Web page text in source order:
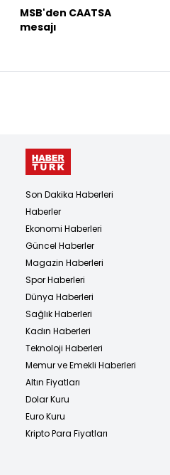
MSB'den CAATSA
mesajı
Son Dakika Haberleri
Haberler
Ekonomi Haberleri
Güncel Haberler
Magazin Haberleri
Spor Haberleri
Dünya Haberleri
Sağlık Haberleri
Kadın Haberleri
Teknoloji Haberleri
Memur ve Emekli Haberleri
Altın Fiyatları
Dolar Kuru
Euro Kuru
Kripto Para Fiyatları